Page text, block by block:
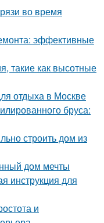
во время
эффективные
такие как высотные
отдыха в Москве
бруса:
строить дом из
дом мечты
инструкция для
и